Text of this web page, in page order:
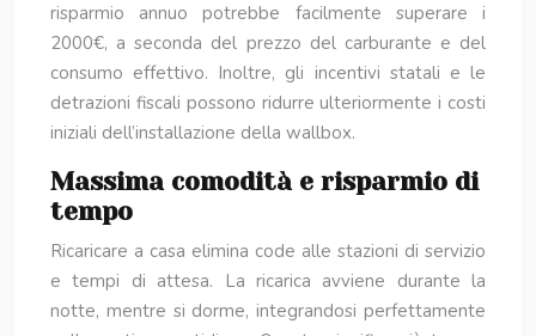
risparmio annuo potrebbe facilmente superare i
2000€, a seconda del prezzo del carburante e del
consumo effettivo. Inoltre, gli incentivi statali e le
detrazioni fiscali possono ridurre ulteriormente i costi
iniziali dell’installazione della wallbox.
Massima comodità e risparmio di
tempo
Ricaricare a casa elimina code alle stazioni di servizio
e tempi di attesa. La ricarica avviene durante la
notte, mentre si dorme, integrandosi perfettamente